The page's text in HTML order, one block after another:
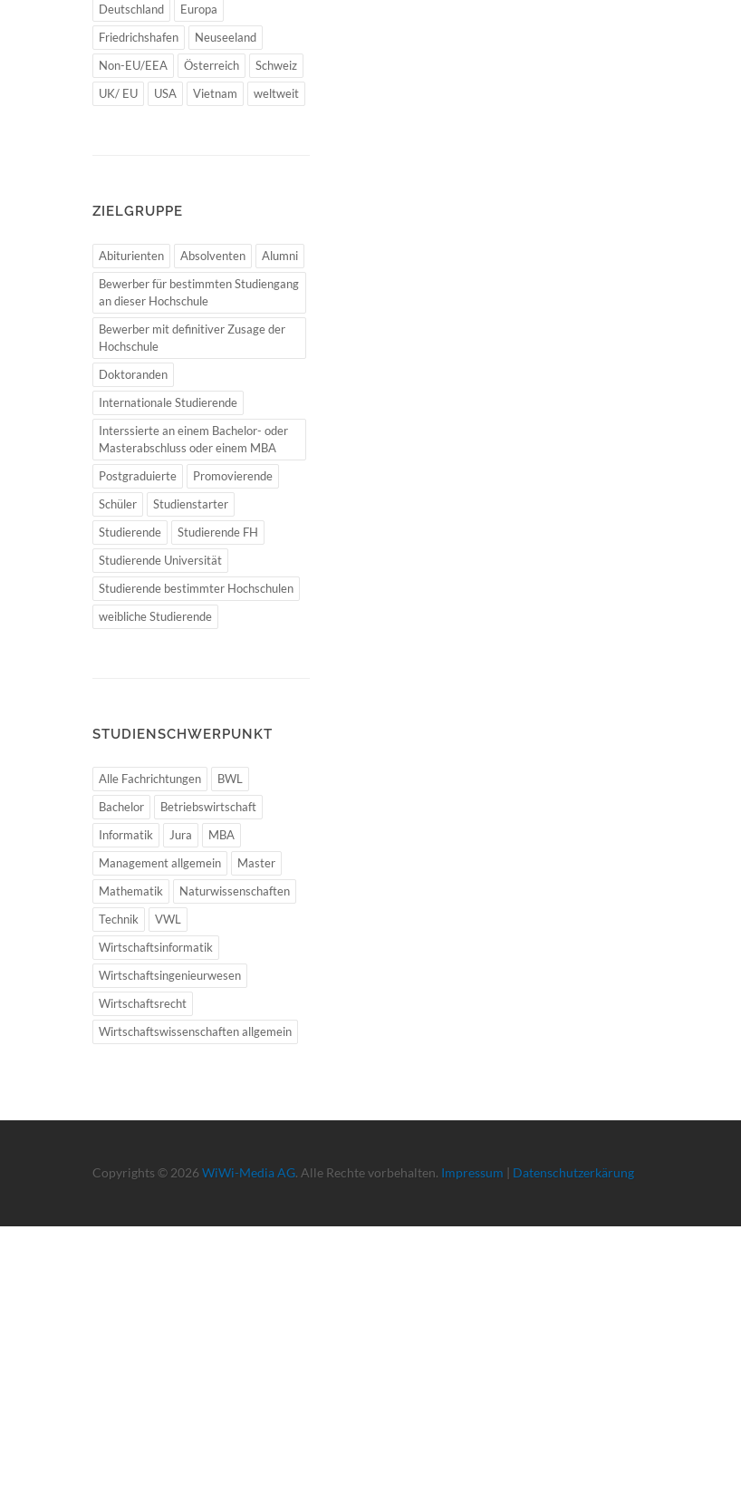
Deutschland
Europa
Friedrichshafen
Neuseeland
Non-EU/EEA
Österreich
Schweiz
UK/ EU
USA Vietnam weltweit
ZIELGRUPPE
Abiturienten Absolventen
Alumni
Bewerber für bestimmten Studiengang
an dieser Hochschule
Bewerber mit definitiver Zusage der
Hochschule
Doktoranden
Internationale Studierende
Interssierte an einem Bachelor- oder
Masterabschluss oder einem MBA
Postgraduierte
Promovierende
Schüler
Studienstarter
Studierende
Studierende FH
Studierende Universität
Studierende bestimmter Hochschulen
weibliche Studierende
STUDIENSCHWERPUNKT
Alle Fachrichtungen
BWL
Bachelor
Betriebswirtschaft
Informatik
Jura
MBA
Management allgemein
Master
Mathematik
Naturwissenschaften
Technik
VWL
Wirtschaftsinformatik
Wirtschaftsingenieurwesen
Wirtschaftsrecht
Wirtschaftswissenschaften allgemein
Copyrights © 2026 WiWi-Media AG. Alle Rechte vorbehalten. Impressum | Datenschutzerkärung